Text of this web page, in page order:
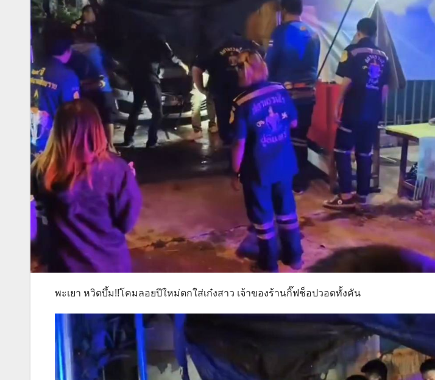
พะเยา หวิดบึ้ม!!โคมลอยปีใหม่ตกใส่เก๋งสาว เจ้าของร้านกิ๊ฟช็อปวอดทั้งคัน